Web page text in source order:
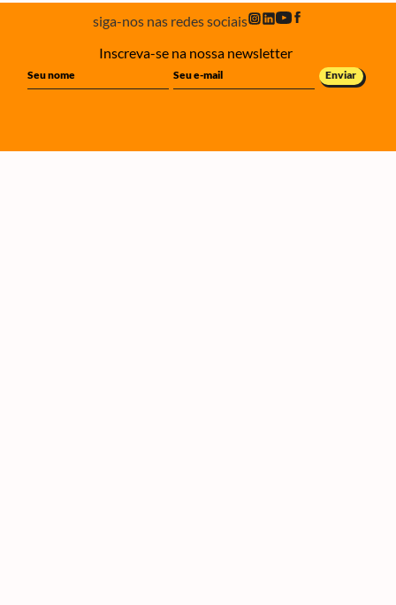
Inscreva-se na nossa newsletter
Enviar
siga-nos nas redes sociais